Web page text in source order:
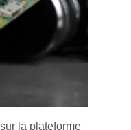
la plateforme